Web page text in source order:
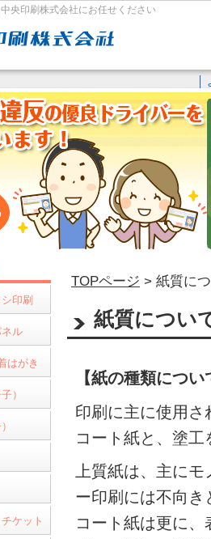
央印刷株式会社にお任せください
TOPページ > 紙質に
紙質につい
【紙の種類につい
印刷に主に使用
コート紙と、塗
上質紙は、主に
ー印刷には不向き
コート紙は更に
印刷
ル
はがき
）
ケット